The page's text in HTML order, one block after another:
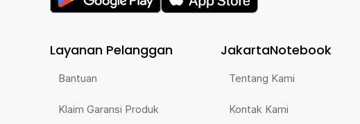
Layanan Pelanggan
Bantuan
Klaim Garansi Produk
JakartaNotebook
Tentang Kami
Kontak Kami